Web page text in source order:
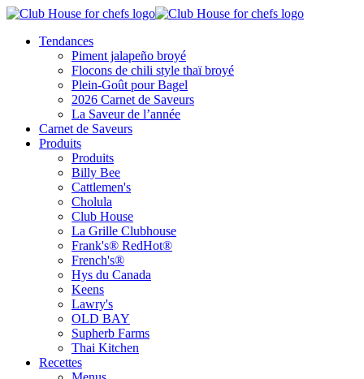
Tendances
Piment jalapeño broyé
Flocons de chili style thaï broyé
Plein-Goût pour Bagel
2026 Carnet de Saveurs
La Saveur de l’année
Carnet de Saveurs
Produits
Produits
Billy Bee
Cattlemen's
Cholula
Club House
La Grille Clubhouse
Frank's® RedHot®
French's®
Hys du Canada
Keens
Lawry's
OLD BAY
Supherb Farms
Thai Kitchen
Recettes